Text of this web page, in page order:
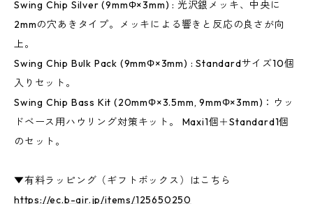
Swing Chip Silver (9mmΦ×3mm) : 光沢銀メッキ、中央に
2mmの穴あきタイプ。メッキによる響きと反応の良さが向
上。
Swing Chip Bulk Pack (9mmΦ×3mm) : Standardサイズ10個
入りセット。
Swing Chip Bass Kit (20mmΦ×3.5mm, 9mmΦ×3mm)：ウッ
ドベース用ハウリング対策キット。 Maxi1個＋Standard1個
のセット。
▼有料ラッピング（ギフトボックス）はこちら
https://ec.b-air.jp/items/125650250